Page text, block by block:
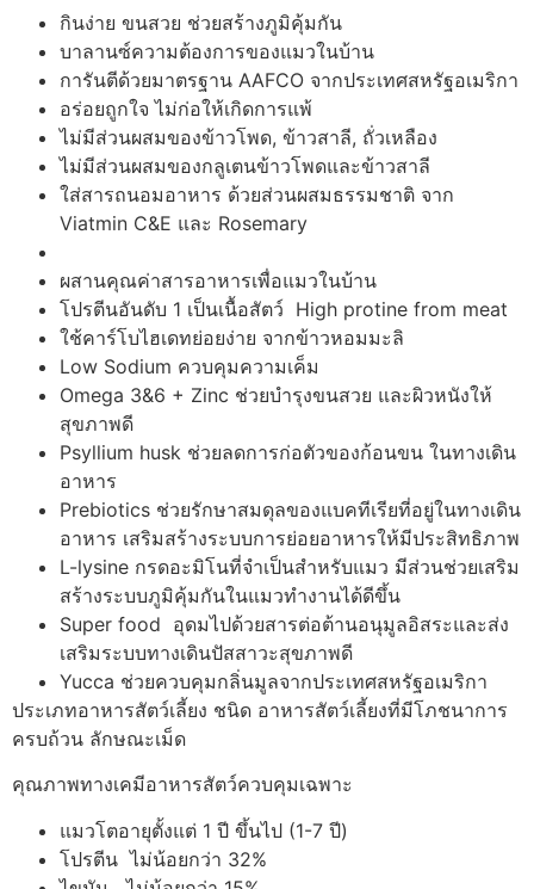
฿299.00.฿279.00.
กินง่าย ขนสวย ช่วยสร้างภูมิคุ้มกัน
บาลานซ์ความต้องการของแมวในบ้าน
การันตีด้วยมาตรฐาน AAFCO จากประเทศสหรัฐอเมริกา
อร่อยถูกใจ ไม่ก่อให้เกิดการแพ้
ไม่มีส่วนผสมของข้าวโพด, ข้าวสาลี, ถั่วเหลือง
ไม่มีส่วนผสมของกลูเตนข้าวโพดและข้าวสาลี
ใส่สารถนอมอาหาร ด้วยส่วนผสมธรรมชาติ จาก
Viatmin C&E และ Rosemary
ผสานคุณค่าสารอาหารเพื่อแมวในบ้าน
โปรตีนอันดับ 1 เป็นเนื้อสัตว์ High protine from meat
ใช้คาร์โบไฮเดทย่อยง่าย จากข้าวหอมมะลิ
Low Sodium ควบคุมความเค็ม
Omega 3&6 + Zinc ช่วยบํารุงขนสวย และผิวหนังให้
สุขภาพดี
Psyllium husk ช่วยลดการก่อตัวของก้อนขน ในทางเดิน
อาหาร
Prebiotics ช่วยรักษาสมดุลของแบคทีเรียที่อยู่ในทางเดิน
อาหาร เสริมสร้างระบบการย่อยอาหารให้มีประสิทธิภาพ
L-lysine กรดอะมิโนที่จําเป็นสําหรับแมว มีส่วนช่วยเสริม
สร้างระบบภูมิคุ้มกันในแมวทํางานได้ดีขึ้น
Super food อุดมไปด้วยสารต่อต้านอนุมูลอิสระและส่ง
เสริมระบบทางเดินปัสสาวะสุขภาพดี
Yucca ช่วยควบคุมกลิ่นมูลจากประเทศสหรัฐอเมริกา
ประเภทอาหารสัตว์เลี้ยง ชนิด อาหารสัตว์เลี้ยงที่มีโภชนาการ
ครบถ้วน ลักษณะเม็ด
คุณภาพทางเคมีอาหารสัตว์ควบคุมเฉพาะ
แมวโตอายุตั้งแต่ 1 ปี ขึ้นไป (1-7 ปี)
โปรตีน ไม่น้อยกว่า 32%